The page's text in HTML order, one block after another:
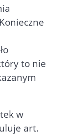
to nie
w
art.